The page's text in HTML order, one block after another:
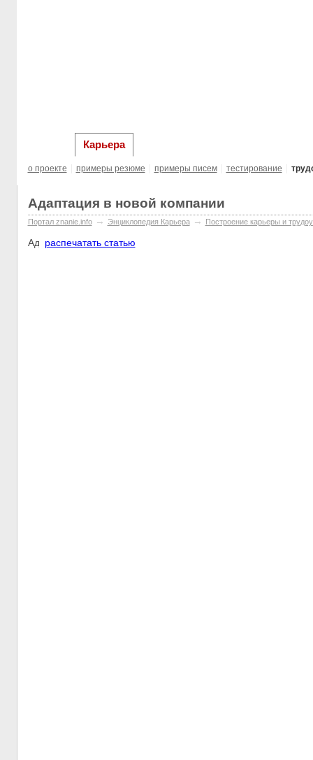
Карьера
о проекте примеры резюме примеры писем тестирование
Адаптация в новой компании
Портал znanie.info→ Энциклопедия Карьера→ Построение карьеры и
распечатать статью